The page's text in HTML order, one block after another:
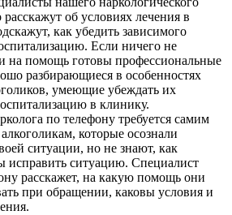
расскажут об условиях лечения в
как убедить зависимого
Если ничего не
на помощь готовы профессиональные
разбирающиеся в особенностях
умеющие убеждать их
в клинику.
по телефону требуется самим
которые осознали
ситуации, но не знают, как
исправить ситуацию. Специалист
расскажет, на какую помощь они
при обращении, каковы условия и